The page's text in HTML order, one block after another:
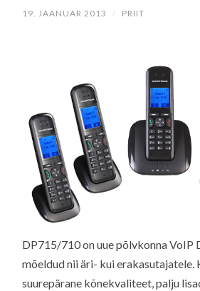
19. JAANUAR 2013 / PRIIT
DP715/710 on uue põlvkonna VoIP
mõeldud nii äri- kui erakasutajatele.
suurepärane kõnekvaliteet, palju